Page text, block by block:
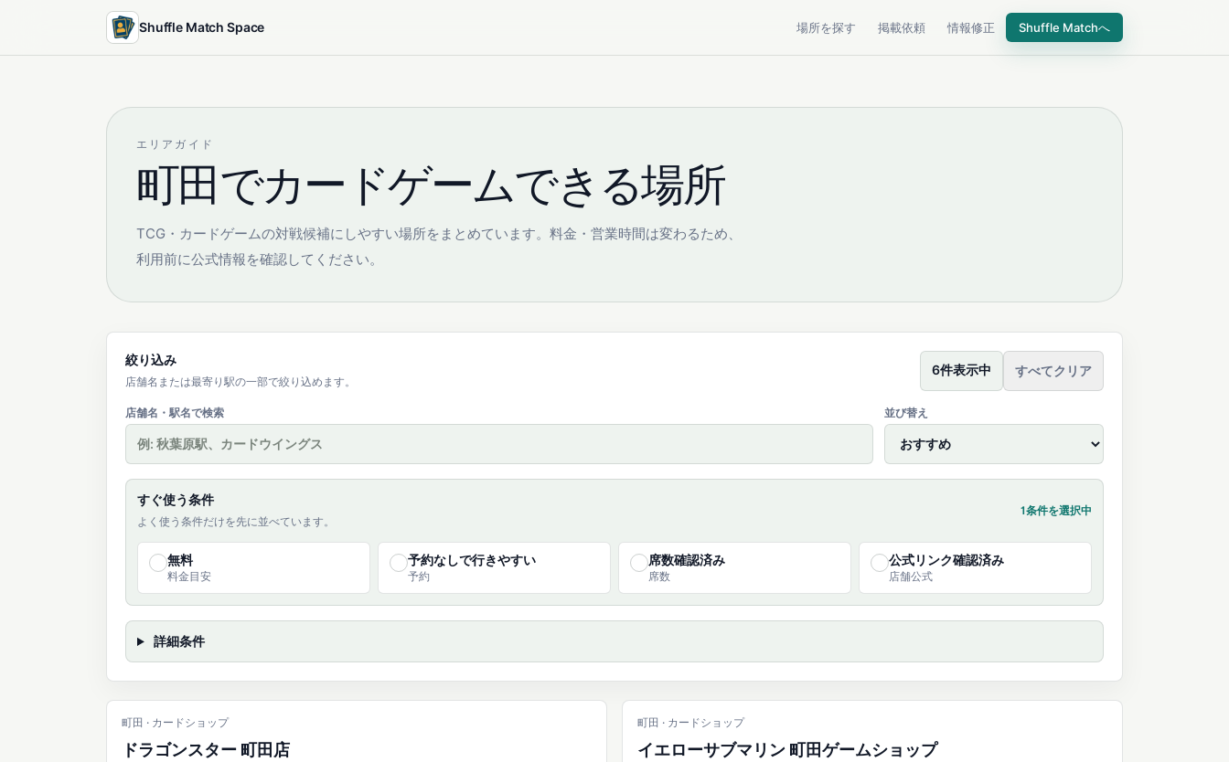
Shuffle Match Space 場所を探す 掲載依頼 情報修正 Shuffle Matchへ
エリアガイド
町田でカードゲームできる場所
TCG・カードゲームの対戦候補にしやすい場所をまとめています。料金・営業時間は変わるため、
利用前に公式情報を確認してください。
絞り込み
店舗名または最寄り駅の一部で絞り込めます。
6件表示中 すべてクリア
店舗名・駅名で検索 並び替え
すぐ使う条件
よく使う条件だけを先に並べています。
1条件を選択中
無料
料金目安
予約なしで行きやすい
予約
席数確認済み
席数
公式リンク確認済み
店舗公式
詳細条件
町田 · カードショップ
ドラゴンスター 町田店
町田 · カードショップ
イエローサブマリン 町田ゲームショップ